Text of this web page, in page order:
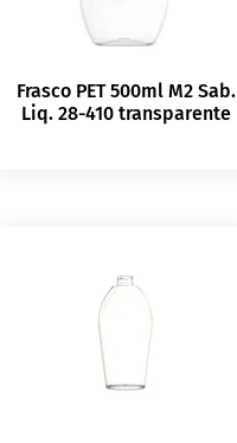
Frasco PET 500ml M2 Sab.
Liq. 28-410 transparente